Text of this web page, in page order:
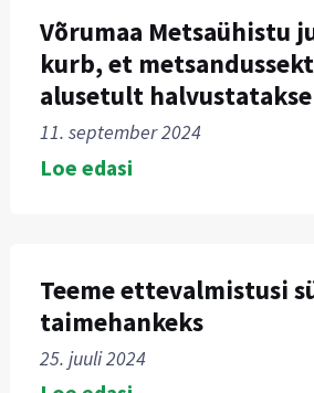
Võrumaa Metsaühistu
kurb, et
alusetult halvustatakse
11. september 2024
Loe edasi
Teeme ettevalmistusi
taimehankeks
25. juuli 2024